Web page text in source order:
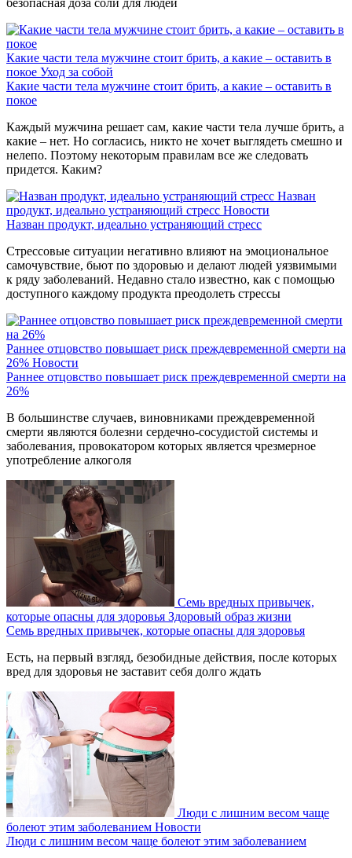
безопасная доза соли для людей
Какие части тела мужчине стоит брить, а какие – оставить в
покое Уход за собой
Какие части тела мужчине стоит брить, а какие – оставить в
покое
Каждый мужчина решает сам, какие части тела лучше брить, а
какие – нет. Но согласись, никто не хочет выглядеть смешно и
нелепо. Поэтому некоторым правилам все же следовать
придется. Каким?
Назван
продукт, идеально устраняющий стресс Новости
Назван продукт, идеально устраняющий стресс
Стрессовые ситуации негативно влияют на эмоциональное
самочувствие, бьют по здоровью и делают людей уязвимыми
к ряду заболеваний. Недавно стало известно, как с помощью
доступного каждому продукта преодолеть стрессы
Раннее отцовство повышает риск преждевременной смерти на
26% Новости
Раннее отцовство повышает риск преждевременной смерти на
26%
В большинстве случаев, виновниками преждевременной
смерти являются болезни сердечно-сосудистой системы и
заболевания, провокатором которых является чрезмерное
употребление алкоголя
Семь вредных привычек,
которые опасны для здоровья Здоровый образ жизни
Семь вредных привычек, которые опасны для здоровья
Есть, на первый взгляд, безобидные действия, после которых
вред для здоровья не заставит себя долго ждать
Люди с лишним весом чаще
болеют этим заболеванием Новости
Люди с лишним весом чаще болеют этим заболеванием